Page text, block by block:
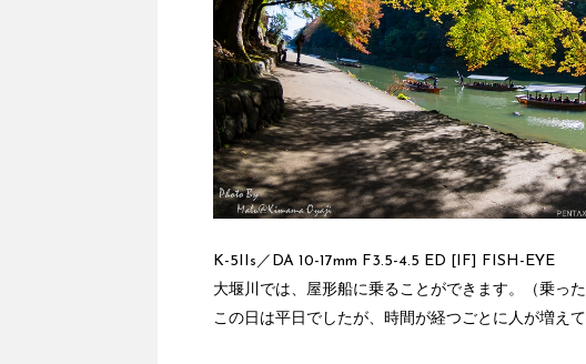
K-5IIs／DA 10-17mm F3.5-4.5 ED [IF] FISH-EYE
大堰川では、屋形船に乗ることができます。（乗っ
この日は平日でしたが、時間が経つごとに人が増え